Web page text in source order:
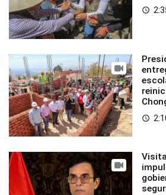
access_time
access_time